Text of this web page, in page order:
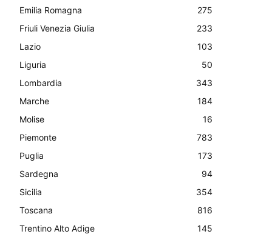
Emilia Romagna
275
Friuli Venezia Giulia
233
Lazio
103
Liguria
50
Lombardia
343
Marche
184
Molise
16
Piemonte
783
Puglia
173
Sardegna
94
Sicilia
354
Toscana
816
Trentino Alto Adige
145